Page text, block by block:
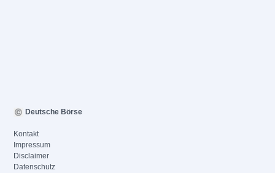
Deutsche Börse
Kontakt
Impressum
Disclaimer
Datenschutz